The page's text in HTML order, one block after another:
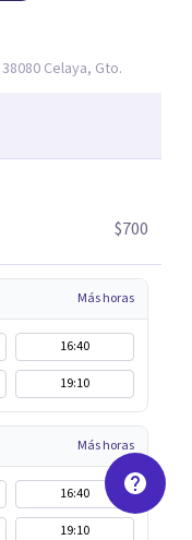
necesidades de
forma online.
desde mi
Celaya, Gto.
$700
Más horas
16:40
19:10
Más horas
16:40
19:10